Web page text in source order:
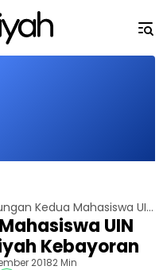
Kunjungan Kedua Mahasiswa UIN Jakarta ke Ahmadiyah Kebayoran
UIN
Kebayoran
20182 Min